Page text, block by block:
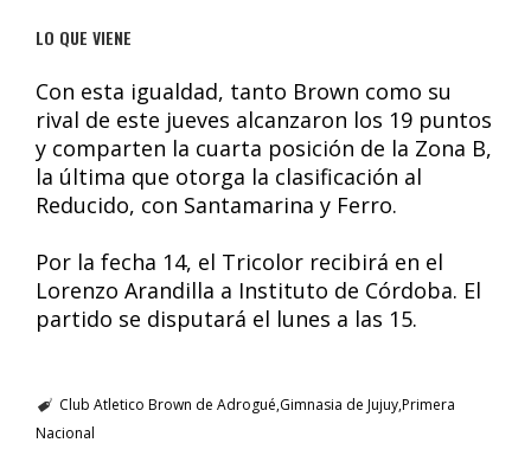
LO QUE VIENE
Con esta igualdad, tanto Brown como su
rival de este jueves alcanzaron los 19 puntos
y comparten la cuarta posición de la Zona B,
la última que otorga la clasificación al
Reducido, con Santamarina y Ferro.
Por la fecha 14, el Tricolor recibirá en el
Lorenzo Arandilla a Instituto de Córdoba. El
partido se disputará el lunes a las 15.
Club Atletico Brown de Adrogué Gimnasia de JujuyPrimera
Nacional